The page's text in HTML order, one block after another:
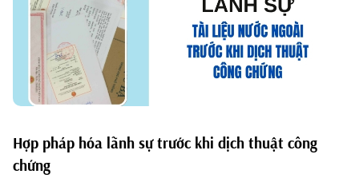
Hợp pháp hóa lãnh sự trước khi dịch thuật công
chứng